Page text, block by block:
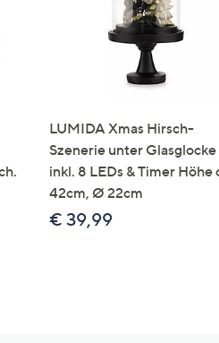
LUMIDA Xmas Hirsch-
Szenerie unter Glasglocke
inkl. 8 LEDs & Timer Höhe
42cm, Ø 22cm
€ 39,99